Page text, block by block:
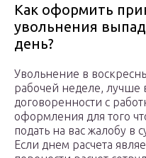
Как оформить
увольнения
день?
Увольнение в
рабочей неделе, лучше
договоренности с
оформления для того
подать на вас жалобу в
Если днем расчета